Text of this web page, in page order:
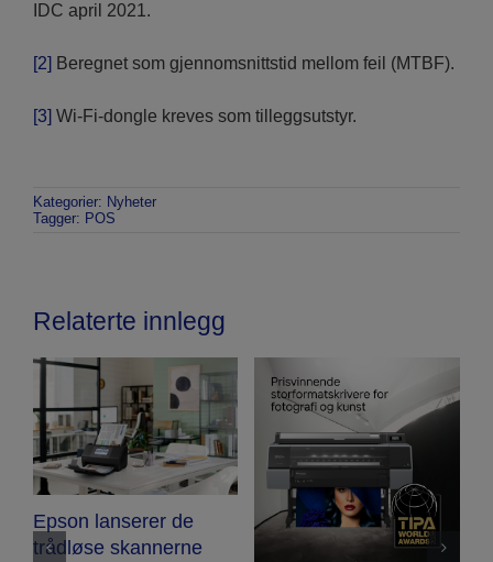
IDC april 2021.
[2] Beregnet som gjennomsnittstid mellom feil (MTBF).
[3] Wi-Fi-dongle kreves som tilleggsutstyr.
Kategorier: Nyheter
Tagger: POS
Relaterte innlegg
Epson lanserer de
trådløse skannerne